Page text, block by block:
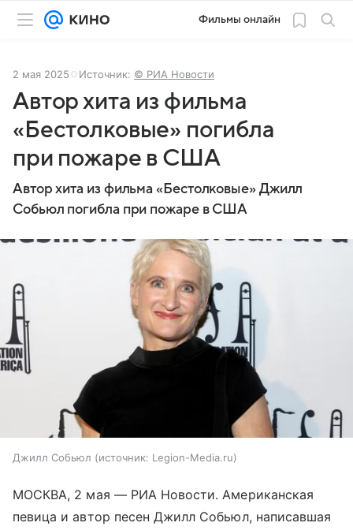
Фильмы онлайн
2 мая 2025 Источник: © РИА Новости
Автор хита из фильма
«Бестолковые» погибла
при пожаре в США
Автор хита из фильма «Бестолковые» Джилл
Собьюл погибла при пожаре в США
Джилл Собьюл источник: Legion-Media.ru
МОСКВА, 2 мая — РИА Новости. Американская
певица и автор песен Джилл Собьюл, написавшая